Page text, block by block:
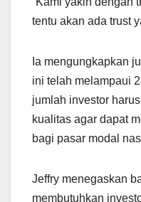
tentu akan ada trust
Ia mengungkapkan
ini telah melampaui
jumlah investor
kualitas agar dapat
bagi pasar modal
Jeffry menegaskan
membutuhkan